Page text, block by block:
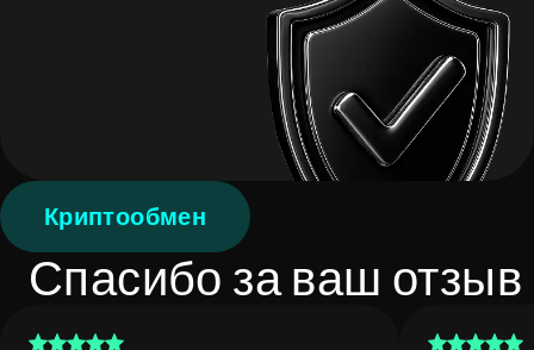
Криптообмен
Спасибо за ваш отзыв